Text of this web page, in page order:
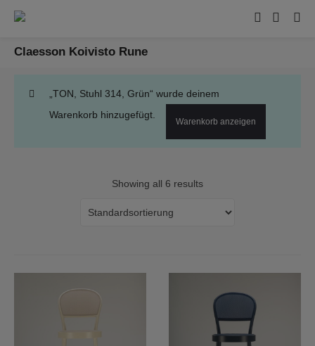
Claesson Koivisto Rune
„TON, Stuhl 314, Grün“ wurde deinem
Warenkorb hinzugefügt.
Warenkorb anzeigen
Showing all 6 results